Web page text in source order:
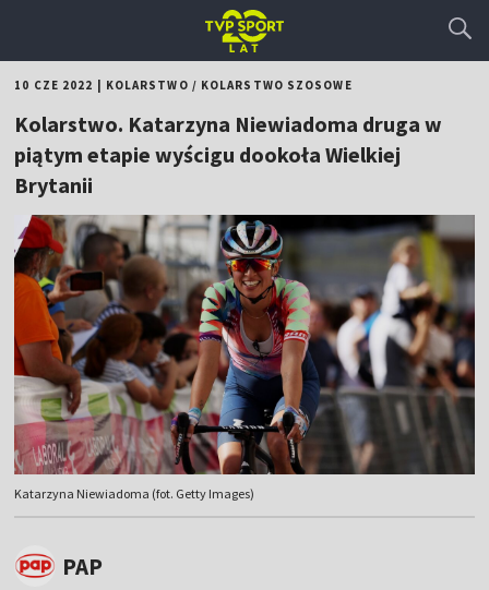
10 CZE 2022 KOLARSTWO / KOLARSTWO SZOSOWE
Kolarstwo. Katarzyna Niewiadoma druga w
piątym etapie wyścigu dookoła Wielkiej
Brytanii
Katarzyna Niewiadoma (fot. Getty Images)
PAP